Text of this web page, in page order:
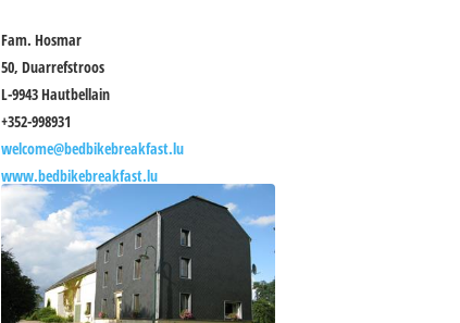
Fam. Hosmar
50, Duarrefstroos
L-9943 Hautbellain
+352-998931
welcome@bedbikebreakfast.lu
www.bedbikebreakfast.lu